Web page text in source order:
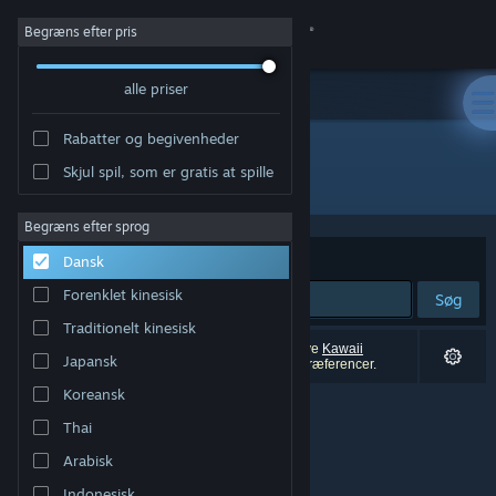
Log på
Om
Support
Skift sprog
Hent Steam-mobilappen
Vis desktop-webside
Begræns efter pris
alle priser
Rabatter og begivenheder
Skjul spil, som er gratis at spille
Begræns efter sprog
Dansk
Forenklet kinesisk
Traditionelt kinesisk
Japansk
Koreansk
Thai
Arabisk
"Kawaii Survivors"
Sorter efter Relevans
Søg
0 resultater matcher din søgning. 6 titler (inklusive Kawaii
Survivors) er blevet udelukket baseret på dine præferencer.